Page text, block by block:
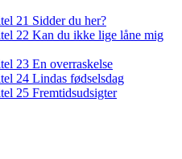
21 Sidder du her?
22 Kan du ikke lige låne mig
23 En overraskelse
24 Lindas fødselsdag
25 Fremtidsudsigter